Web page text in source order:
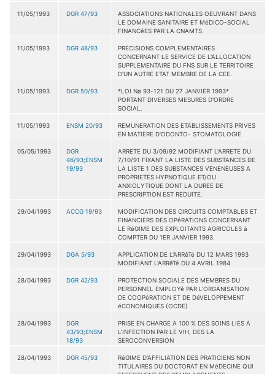
11/05/1993 DGR 47/93
ASSOCIATIONS NATIONALES OEUVRANT DANS
LE DOMAINE SANITAIRE ET MéDICO-SOCIAL
FINANCéES PAR LA CNAMTS.
11/05/1993 DGR 48/93
PRECISIONS COMPLEMENTAIRES
CONCERNANT LE SERVICE DE L'ALLOCATION
SUPPLEMENTAIRE DU FNS SUR LE TERRITOIRE
D'UN AUTRE ETAT MEMBRE DE LA CEE.
11/05/1993 DGR 50/93
*LOI Nø 93-121 DU 27 JANVIER 1993*
PORTANT DIVERSES MESURES D'ORDRE
SOCIAL.
11/05/1993 ENSM 20/93
REMUNERATION DES ETABLISSEMENTS PRIVES
EN MATIERE D'ODONTO- STOMATOLOGIE
05/05/1993
DGR
46/93;ENSM
19/93
ARRETE DU 3/09/92 MODIFIANT L'ARRETE DU
7/10/91 FIXANT LA LISTE DES SUBSTANCES DE
LA LISTE 1 DES SUBSTANCES VENENEUSES A
PROPRIETES HYPNOTIQUE ET/OU
ANXIOLYTIQUE DONT LA DUREE DE
PRESCRIPTION EST REDUITE.
29/04/1993 ACCG 19/93
MODIFICATION DES CIRCUITS COMPTABLES ET
FINANCIERS DES OPéRATIONS CONCERNANT
LE RéGIME DES EXPLOITANTS AGRICOLES à
COMPTER DU 1ER JANVIER 1993.
29/04/1993 DGA 5/93
APPLICATION DE L'ARRêTé DU 12 MARS 1993
MODIFIANT L'ARRêTé DU 4 AVRIL 1984
28/04/1993 DGR 42/93
PROTECTION SOCIALE DES MEMBRES DU
PERSONNEL EMPLOYé PAR L'ORGANISATION
DE COOPéRATION ET DE DéVELOPPEMENT
éCONOMIQUES (OCDE)
28/04/1993
DGR
43/93;ENSM
18/93
PRISE EN CHARGE A 100 % DES SOINS LIES A
L'INFECTION PAR LE VIH, DES LA
SEROCONVERSION
28/04/1993 DGR 45/93
RéGIME D'AFFILIATION DES PRATICIENS NON
TITULAIRES DU DOCTORAT EN MéDECINE QUI